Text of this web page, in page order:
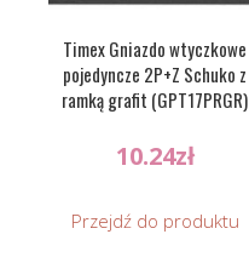
Timex Gniazdo wtyczkowe
pojedyncze 2P+Z Schuko z
ramką grafit (GPT17PRGR)
10.24zł
Przejdź do produktu